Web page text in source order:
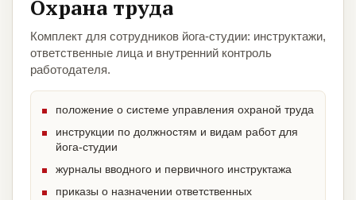
Охрана труда
Комплект для сотрудников йога-студии: инструктажи,
ответственные лица и внутренний контроль
работодателя.
положение о системе управления охраной труда
инструкции по должностям и видам работ для
йога-студии
журналы вводного и первичного инструктажа
приказы о назначении ответственных